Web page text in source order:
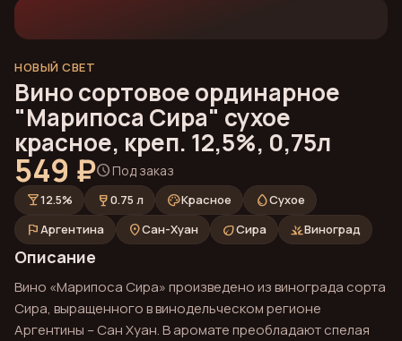
НОВЫЙ СВЕТ
Вино сортовое ординарное
"Марипоса Сира" сухое
красное, креп. 12,5%, 0,75л
549 ₽scheduleПод заказ
local_bar12.5% wine_bar0.75 л paletteКрасное water_dropСухое
flagАргентина placeСан-Хуан ecoСира grassВиноград
Описание
Вино «Марипоса Сира» произведено из винограда сорта
Сира, выращенного в винодельческом регионе
Аргентины – Сан Хуан. В аромате преобладают спелая